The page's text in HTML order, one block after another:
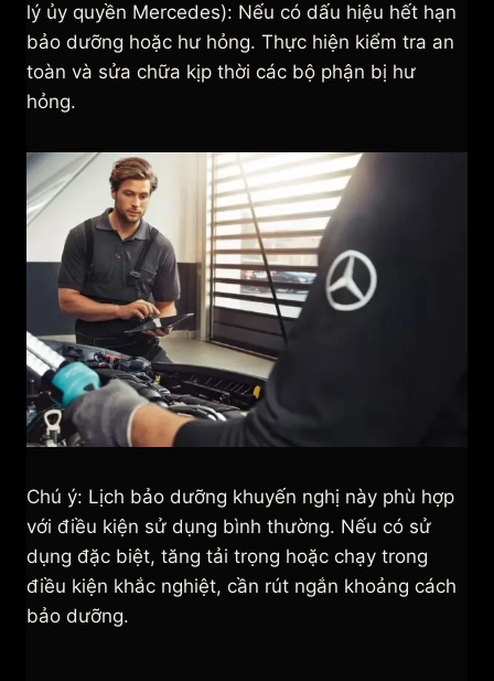
lý ủy quyền Mercedes): Nếu có dấu hiệu hết hạn
bảo dưỡng hoặc hư hỏng. Thực hiện kiểm tra an
toàn và sửa chữa kịp thời các bộ phận bị hư
hỏng.
Chú ý: Lịch bảo dưỡng khuyến nghị này phù hợp
với điều kiện sử dụng bình thường. Nếu có sử
dụng đặc biệt, tăng tải trọng hoặc chạy trong
điều kiện khắc nghiệt, cần rút ngắn khoảng cách
bảo dưỡng.